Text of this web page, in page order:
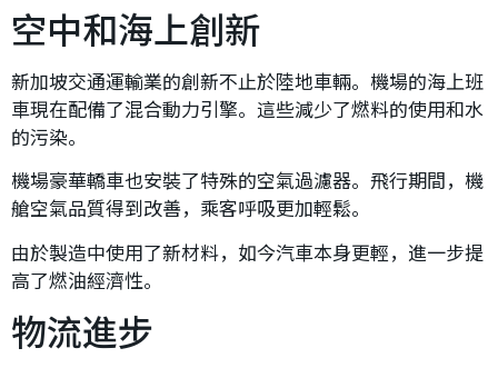
空中和海上創新
新加坡交通運輸業的創新不止於陸地車輛。機場的海上班
車現在配備了混合動力引擎。這些減少了燃料的使用和水
的污染。
機場豪華轎車也安裝了特殊的空氣過濾器。飛行期間，機
艙空氣品質得到改善，乘客呼吸更加輕鬆。
由於製造中使用了新材料，如今汽車本身更輕，進一步提
高了燃油經濟性。
物流進步